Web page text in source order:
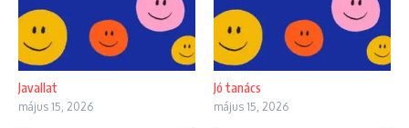
Javallat
május 15, 2026
Jó tanács
május 15, 2026